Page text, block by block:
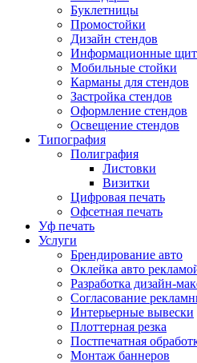
Буклетницы
Промостойки
Дизайн стендов
Информационные
Мобильные стойки
Карманы для стендов
Застройка стендов
Оформление стендов
Освещение стендов
Типография
Полиграфия
Листовки
Визитки
Цифровая печать
Офсетная печать
Уф печать
Услуги
Брендирование авто
Оклейка авто
Разработка дизайн-
Согласование
Интерьерные вывески
Плоттерная резка
Постпечатная
Монтаж баннеров